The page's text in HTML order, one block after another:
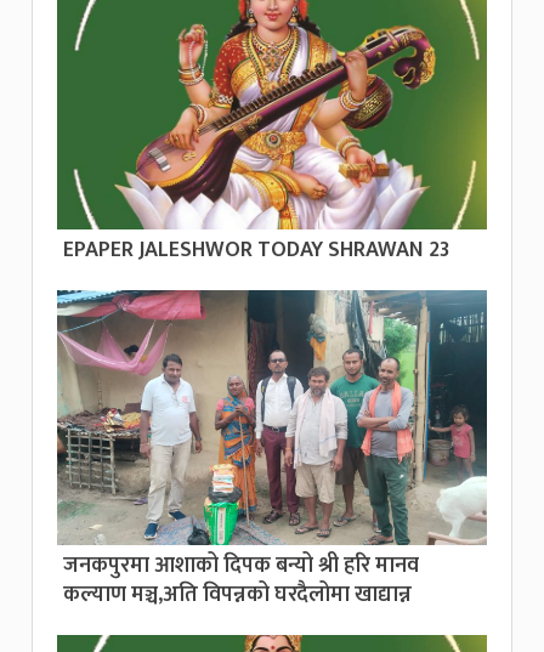
EPAPER JALESHWOR TODAY SHRAWAN 23
जनकपुरमा आशाको दिपक बन्यो श्री हरि मानव
कल्याण मञ्च,अति विपन्नको घरदैलोमा खाद्यान्न